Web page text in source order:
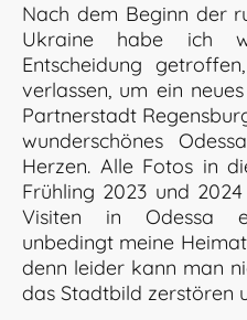
Nach dem Beginn der
Ukraine habe ich
Entscheidung
verlassen, um ein
Partnerstadt
wunderschönes
Herzen. Alle Fotos in
Frühling 2023 und
Visiten in Odessa
unbedingt meine
denn leider kann man
das Stadtbild zerstören